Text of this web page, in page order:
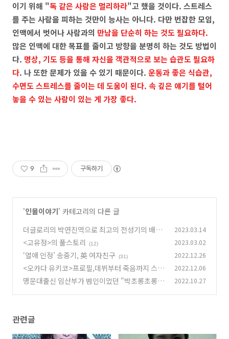
이기 위해 "독 같은 사람은 멀리하라"고 했을 것이다. 스트레스
를 주는 사람을 피하는 것만이 능사는 아니다. 다만 번잡한 모임,
인맥에서 벗어나 사람과의 만남을 단순히 하는 것도 필요하다.
많은 인맥에 대한 목표를 줄이고 방향을 분명히 하는 것도 방법이
다. 명상, 기도 등을 통해 자신을 객관적으로 보는 습관도 필요하
다. 나 또한 문제가 있을 수 있기 때문이다. 운동과 좋은 식습관,
수면도 스트레스를 줄이는 데 도움이 된다. 속 깊은 얘기를 털어
놓을 수 있는 사람이 있는 게 가장 좋다.
9 구독하기
'인물이야기' 카테고리의 다른 글
더글로리의 박연진역으로 최고의 전성기의 배우
"임지연"의 대해 알아보자(출연작품 위주)
2023.03.14
<고유정>의 풀스토리 (12) 2023.03.02
‘열애 인정’ 송중기, 英 여자친구 (31) 2022.12.26
<오카다 유키코>프로필,데뷔부터 죽음까지 스토
리おかだゆきこ, OKADA YUKIKO (34)
2022.12.06
명문대출신 임산부가 범인이었던 "박초롱초롱빛
2022.10.27
관련글